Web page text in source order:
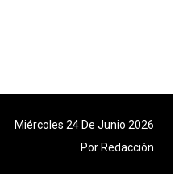
Miércoles 24 De Junio 2026
Por Redacción